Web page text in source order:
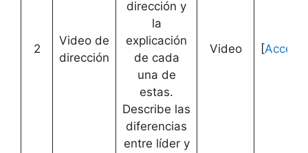
2
Video de
dirección
dirección y
la
explicación
de cada
una de
estas.
Describe las
diferencias
entre líder y
Video [